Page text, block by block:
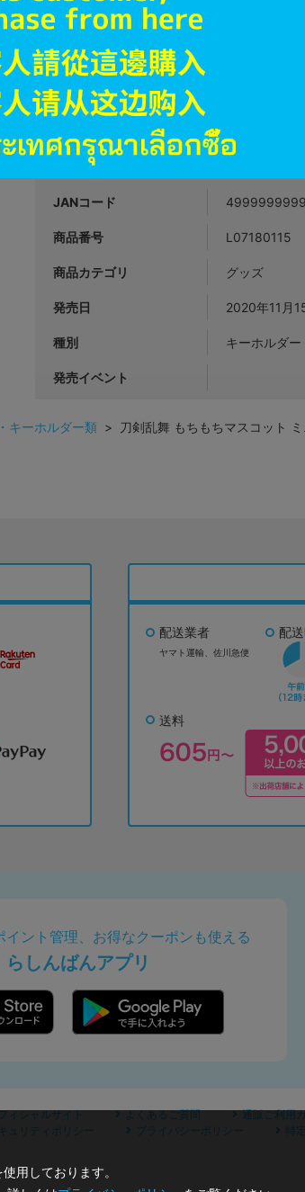
品切状態 1,790円 税込
状態 :A
大阪日本橋店
在庫あり 1,990円 税込
JANコード
商品番号 L07180115
商品カテゴリ グッズ
発売日 2020年11月
種別 キーホルダ
発売イベント
キーホルダー類 > 刀剣乱舞 もちもちマスコット
配送業者
ヤマト運輸、佐川急便
配
送料
イント管理、お得なクーポンも使える
らしんばんアプリ
ィシャルサイト よくあるご質問 通販ご利用
キュリティポリシー
プライバシーポリシー 特
用しております。